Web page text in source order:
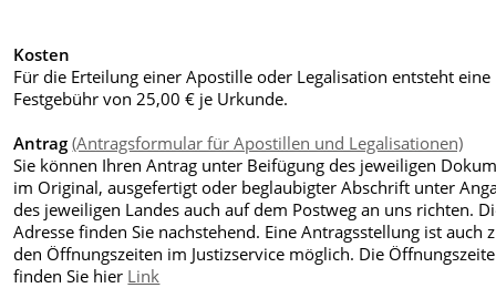
Kosten
Für die Erteilung einer Apostille oder Legalisation entsteht eine
Festgebühr von 25,00 € je Urkunde.
Antrag (Antragsformular für Apostillen und Legalisationen)
Sie können Ihren Antrag unter Beifügung des jeweiligen
im Original, ausgefertigt oder beglaubigter Abschrift unter
des jeweiligen Landes auch auf dem Postweg an uns richten.
Adresse finden Sie nachstehend. Eine Antragsstellung ist auch
den Öffnungszeiten im Justizservice möglich. Die
finden Sie hier Link